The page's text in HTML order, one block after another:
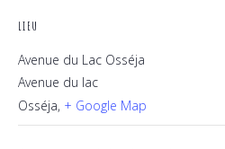
LIEU
Avenue du Lac Osséja
Avenue du lac
Osséja, + Google Map